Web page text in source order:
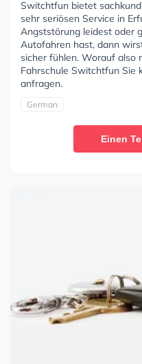
Switchtfun bietet
sehr seriösen Service in
Angststörung leidest oder
Autofahren hast, dann
sicher fühlen. Worauf also
Fahrschule Switchtfun Sie
anfragen.
German
Einen